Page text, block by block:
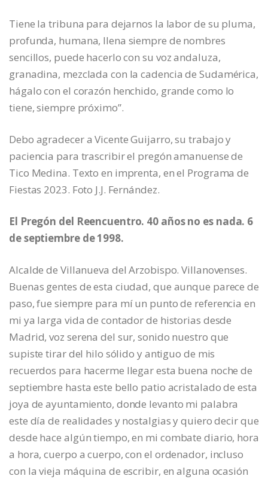
Tiene la tribuna para dejarnos la labor de su pluma,
profunda, humana, llena siempre de nombres
sencillos, puede hacerlo con su voz andaluza,
granadina, mezclada con la cadencia de Sudamérica,
hágalo con el corazón henchido, grande como lo
tiene, siempre próximo”.
Debo agradecer a Vicente Guijarro, su trabajo y
paciencia para trascribir el pregón amanuense de
Tico Medina. Texto en imprenta, en el Programa de
Fiestas 2023. Foto J.J. Fernández.
El Pregón del Reencuentro. 40 años no es nada. 6
de septiembre de 1998.
Alcalde de Villanueva del Arzobispo. Villanovenses.
Buenas gentes de esta ciudad, que aunque parece de
paso, fue siempre para mí un punto de referencia en
mi ya larga vida de contador de historias desde
Madrid, voz serena del sur, sonido nuestro que
supiste tirar del hilo sólido y antiguo de mis
recuerdos para hacerme llegar esta buena noche de
septiembre hasta este bello patio acristalado de esta
joya de ayuntamiento, donde levanto mi palabra
este día de realidades y nostalgias y quiero decir que
desde hace algún tiempo, en mi combate diario, hora
a hora, cuerpo a cuerpo, con el ordenador, incluso
con la vieja máquina de escribir, en alguna ocasión